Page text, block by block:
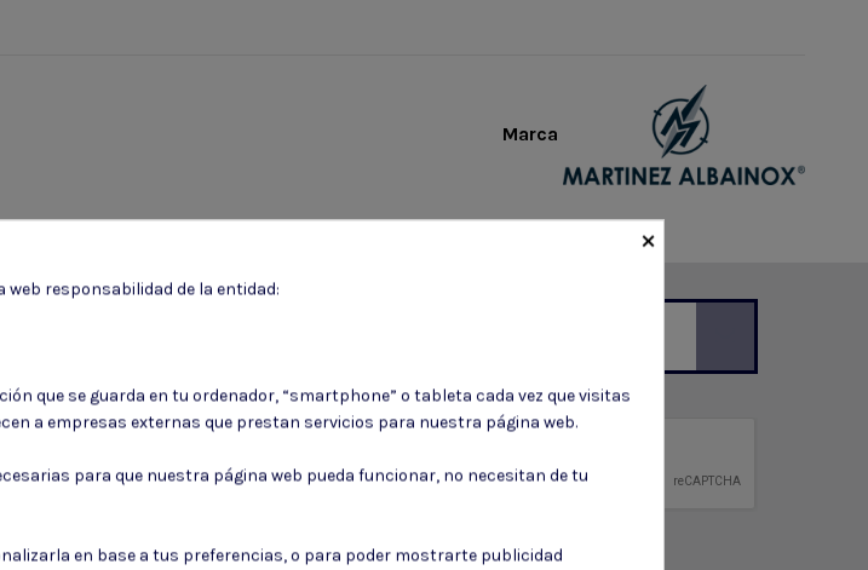
Marca
momento. Para ello, consulte nuestra información de contacto en el aviso legal.
personales para recibir publicidad de su entidad.
×
responsabilidad de la entidad:
que se guarda en tu ordenador, “smartphone” o tableta cada vez que visitas
a empresas externas que prestan servicios para nuestra página web.
para que nuestra página web pueda funcionar, no necesitan de tu
en base a tus preferencias, o para poder mostrarte publicidad